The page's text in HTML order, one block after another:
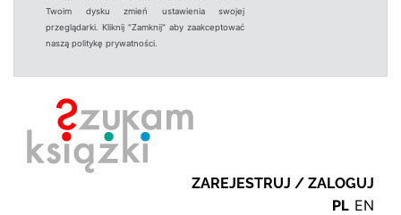
Twoim dysku zmień ustawienia swojej
przeglądarki. Kliknij "Zamknij" aby zaakceptować
naszą politykę prywatności.
ZAREJESTRUJ / ZALOGUJ
PL EN